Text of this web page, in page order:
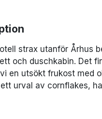
strax utanför Århus
och duschkabin. Det
en utsökt frukost med
urval av cornflakes,